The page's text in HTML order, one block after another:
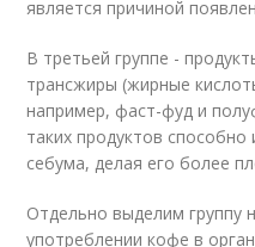
является причиной
В третьей группе -
трансжиры (жирные
например, фаст-фуд и
таких продуктов способно
себума, делая его более
Отдельно выделим группу
употреблении кофе в